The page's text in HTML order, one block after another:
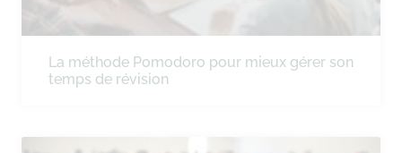
La méthode Pomodoro pour mieux gérer son
temps de révision